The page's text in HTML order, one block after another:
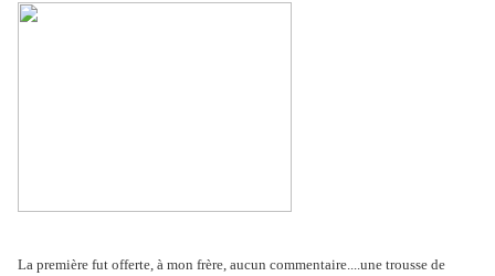
La première fut offerte, à mon frère, aucun commentaire....une trousse de